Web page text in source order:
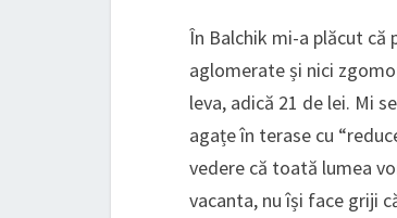
În Balchik mi-a plăcut că
aglomerate și nici
leva, adică 21 de lei. Mi
agațe în terase cu
vedere că toată lumea
vacanta, nu își face griji